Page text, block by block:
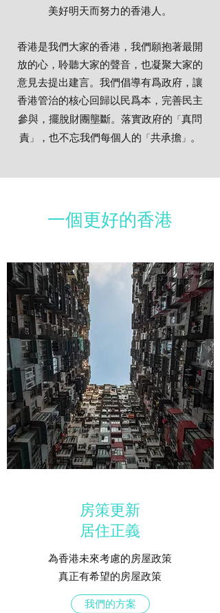
美好明天而努力的香港人。
香港是我們大家的香港，我們願抱著最開
放的心，聆聽大家的聲音，也凝聚大家的
意見去提出建言。我們倡導有爲政府，讓
香港管治的核心回歸以民爲本，完善民主
參與，擺脫財團壟斷。落實政府的 「真問
責 」 ，也不忘我們每個人的 「共承擔 」 。
一個更好的香港
房策更新
居住正義
為香港未來考慮的房屋政策
真正有希望的房屋政策
我們的方案